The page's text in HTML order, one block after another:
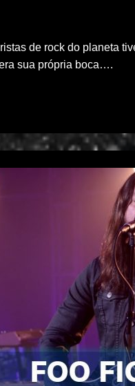
de rock do planeta
sua própria boca….